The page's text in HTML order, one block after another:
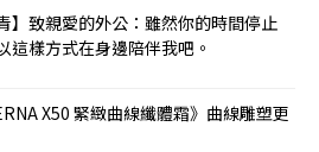
】致親愛的外公：雖然你的時間停止
這樣方式在身邊陪伴我吧。
X50 緊緻曲線纖體霜》曲線雕塑更